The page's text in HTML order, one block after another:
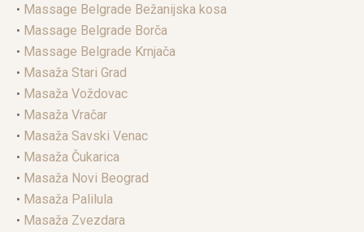
• Massage Belgrade Bežanijska kosa
• Massage Belgrade Borča
• Massage Belgrade Krnjača
• Masaža Stari Grad
• Masaža Voždovac
• Masaža Vračar
• Masaža Savski Venac
• Masaža Čukarica
• Masaža Novi Beograd
• Masaža Palilula
• Masaža Zvezdara